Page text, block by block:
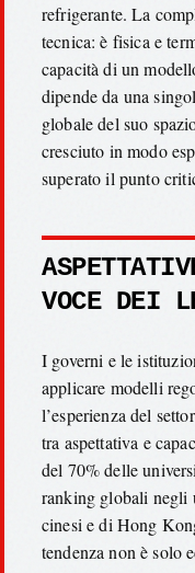
refrigerante. La
tecnica: è fisica e
capacità di un
dipende da una
globale del suo
cresciuto in modo
superato il punto
VOCE DEI
I governi e le
applicare modelli
l’esperienza del
tra aspettativa e
del 70% delle
ranking globali negli
cinesi e di Hong
tendenza non è solo